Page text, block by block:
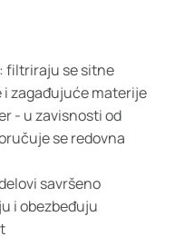
filtriraju se sitne
zagađujuće materije
- u zavisnosti od
se redovna
savršeno
i obezbeđuju